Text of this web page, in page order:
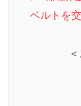
ベルトを